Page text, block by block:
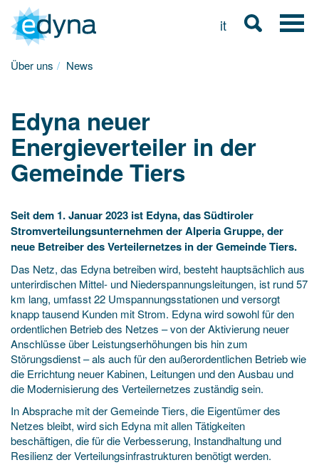
it
Über uns News
Edyna neuer
Energieverteiler in der
Gemeinde Tiers
Seit dem 1. Januar 2023 ist Edyna, das Südtiroler
Stromverteilungsunternehmen der Alperia Gruppe, der
neue Betreiber des Verteilernetzes in der Gemeinde Tiers.
Das Netz, das Edyna betreiben wird, besteht hauptsächlich aus
unterirdischen Mittel- und Niederspannungsleitungen, ist rund 57
km lang, umfasst 22 Umspannungsstationen und versorgt
knapp tausend Kunden mit Strom. Edyna wird sowohl für den
ordentlichen Betrieb des Netzes – von der Aktivierung neuer
Anschlüsse über Leistungserhöhungen bis hin zum
Störungsdienst – als auch für den außerordentlichen Betrieb wie
die Errichtung neuer Kabinen, Leitungen und den Ausbau und
die Modernisierung des Verteilernetzes zuständig sein.
In Absprache mit der Gemeinde Tiers, die Eigentümer des
Netzes bleibt, wird sich Edyna mit allen Tätigkeiten
beschäftigen, die für die Verbesserung, Instandhaltung und
Resilienz der Verteilungsinfrastrukturen benötigt werden.